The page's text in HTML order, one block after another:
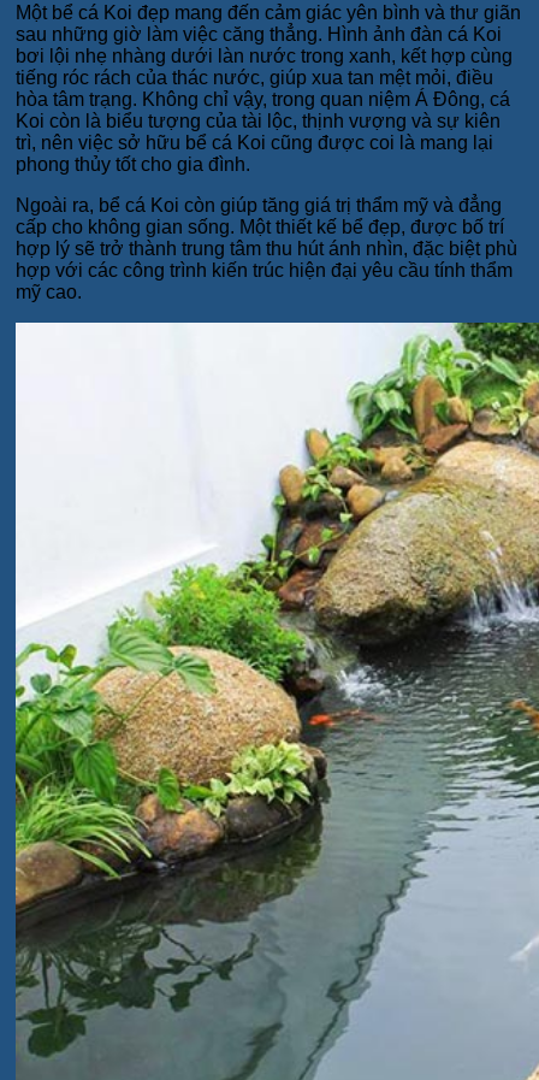
Một bể cá Koi đẹp mang đến cảm giác yên bình và thư giãn
sau những giờ làm việc căng thẳng. Hình ảnh đàn cá Koi
bơi lội nhẹ nhàng dưới làn nước trong xanh, kết hợp cùng
tiếng róc rách của thác nước, giúp xua tan mệt mỏi, điều
hòa tâm trạng. Không chỉ vậy, trong quan niệm Á Đông, cá
Koi còn là biểu tượng của tài lộc, thịnh vượng và sự kiên
trì, nên việc sở hữu bể cá Koi cũng được coi là mang lại
phong thủy tốt cho gia đình.
Ngoài ra, bể cá Koi còn giúp tăng giá trị thẩm mỹ và đẳng
cấp cho không gian sống. Một thiết kế bể đẹp, được bố trí
hợp lý sẽ trở thành trung tâm thu hút ánh nhìn, đặc biệt phù
hợp với các công trình kiến trúc hiện đại yêu cầu tính thẩm
mỹ cao.